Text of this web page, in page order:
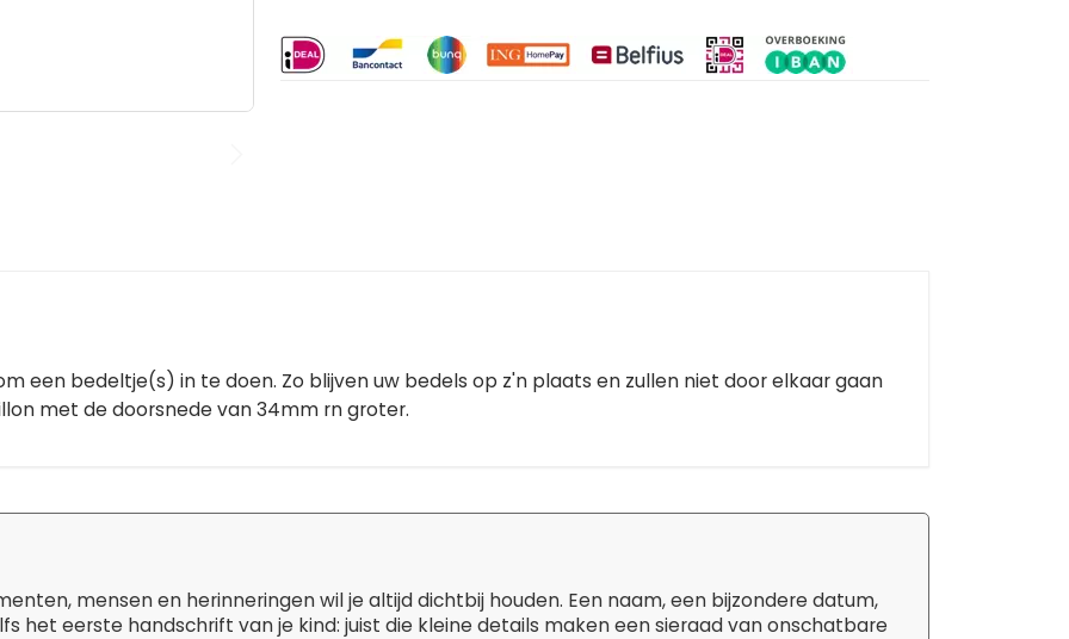
een bedeltje(s) in te doen. Zo blijven uw bedels op z'n plaats en zullen niet door elkaar gaan
met de doorsnede van 34mm rn groter.
mensen en herinneringen wil je altijd dichtbij houden. Een naam, een bijzondere datum,
het eerste handschrift van je kind: juist die kleine details maken een sieraad van onschatbare